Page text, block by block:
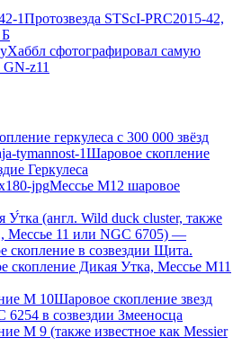
Протозвезда STScI-PRC2015-42,
Б
Хаббл сфотографировал самую
z11
геркулеса с 300 000 звёзд
Шаровое скопление
Геркулеса
Мессье М12 шаровое
скопление Дикая Утка, Мессье М11
Шаровое скопление звезд
в созвездии Змееносца